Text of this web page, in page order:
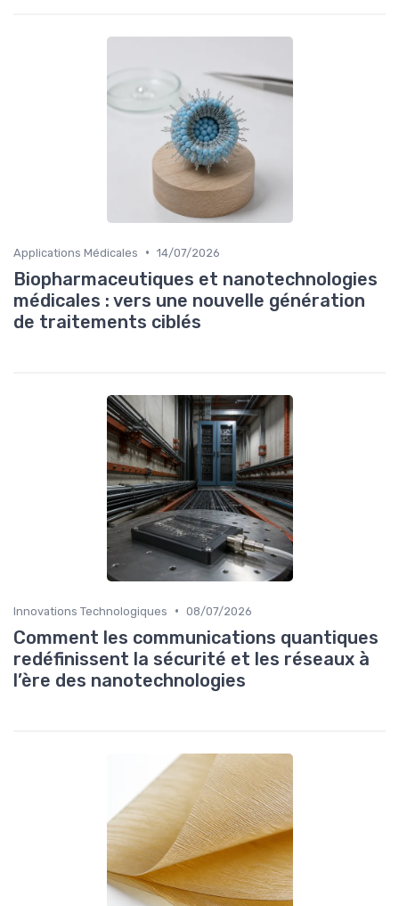
Applications Médicales • 14/07/2026
Biopharmaceutiques et nanotechnologies
médicales : vers une nouvelle génération
de traitements ciblés
Innovations Technologiques • 08/07/2026
Comment les communications quantiques
redéfinissent la sécurité et les réseaux à
l’ère des nanotechnologies